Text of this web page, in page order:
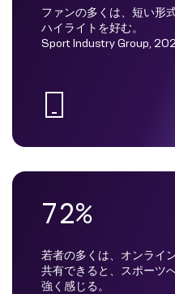
ファンの多くは、短い形
ハイライトを好む。
Sport Industry Group,
72%
若者の多くは、オンライ
共有できると、スポーツ
強く感じる。